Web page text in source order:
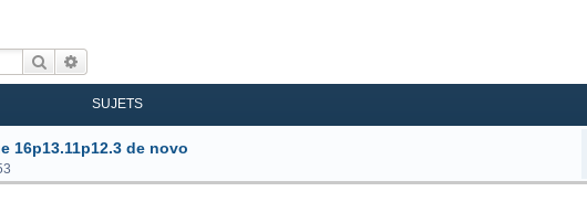
Rechercher
SUJETS
16p13.11p12.3 de novo